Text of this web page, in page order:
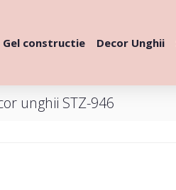
Gel constructie Decor Unghii
unghii STZ-946